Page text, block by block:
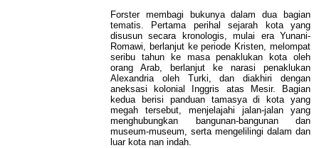
Forster membagi bukunya dalam dua bagian
tematis. Pertama perihal sejarah kota yang
disusun secara kronologis, mulai era Yunani-
Romawi, berlanjut ke periode Kristen, melompat
seribu tahun ke masa penaklukan kota oleh
orang Arab, berlanjut ke narasi penaklukan
Alexandria oleh Turki, dan diakhiri dengan
aneksasi kolonial Inggris atas Mesir. Bagian
kedua berisi panduan tamasya di kota yang
megah tersebut, menjelajahi jalan-jalan yang
menghubungkan bangunan-bangunan dan
museum-museum, serta mengelilingi dalam dan
luar kota nan indah.